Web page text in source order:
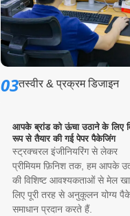
03तस्वीर & प्रक्रम डिजाइन
आपके ब्रांड को ऊंचा उठाने के लिए
रूप से तैयार की गई पेपर पैकेजिंग
स्ट्रक्चरल इंजीनियरिंग से लेकर
प्रीमियम फ़िनिश तक, हम आपके
की विशिष्ट आवश्यकताओं से मेल
लिए पूरी तरह से अनुकूलन योग्य
समाधान प्रदान करते हैं.